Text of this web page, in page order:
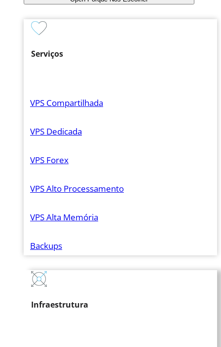
Serviços
VPS Compartilhada
VPS Dedicada
VPS Forex
VPS Alto Processamento
VPS Alta Memória
Backups
Infraestrutura